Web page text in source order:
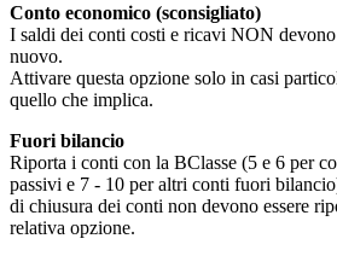
Conto economico (sconsigliato)
I saldi dei conti costi e ricavi NON
nuovo.
Attivare questa opzione solo in casi
quello che implica.
Fuori bilancio
Riporta i conti con la BClasse (5 e 6 per
passivi e 7 - 10 per altri conti fuori
di chiusura dei conti non devono essere
relativa opzione.